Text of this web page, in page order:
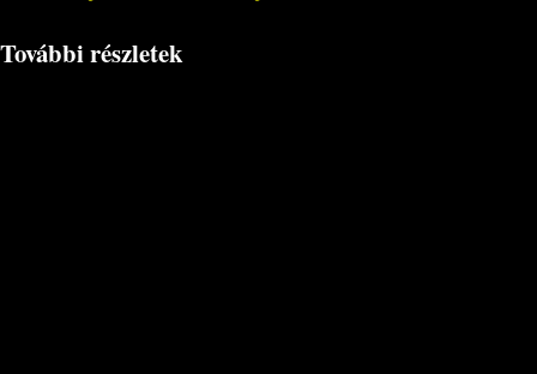
További részletek